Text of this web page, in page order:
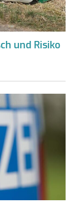
und Risiko